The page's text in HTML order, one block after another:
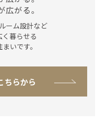
がる。
ーム設計など
暮らせる
いです。
ちらから